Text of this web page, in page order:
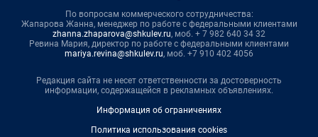
По вопросам коммерческого сотрудничества:
Жапарова Жанна, менеджер по работе с федеральными клиентами
zhanna.zhaparova@shkulev.ru, моб. + 7 982 640 34 32
Ревина Мария, директор по работе с федеральными клиентами
mariya.revina@shkulev.ru, моб. +7 910 402 4056
Редакция сайта не несет ответственности за достоверность
информации, содержащейся в рекламных объявлениях.
Информация об ограничениях
Политика использования cookies